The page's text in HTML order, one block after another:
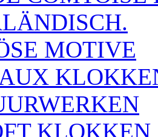
MOTIVE
KLOKKEN